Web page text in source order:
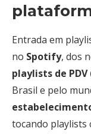
Entrada em
no Spotify, dos
playlists de PDV
Brasil e pelo
tocando playlists